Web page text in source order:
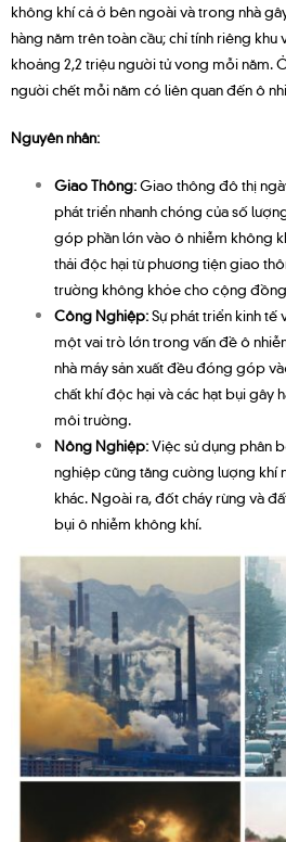
không khí cả ở bên ngoài và trong nhà
hàng năm trên toàn cầu; chỉ tính riêng khu
khoảng 2,2 triệu người tử vong mỗi năm.
người chết mỗi năm có liên quan đến ô
Nguyên nhân:
Giao Thông:Giao thông đô thị
phát triển nhanh chóng của số
góp phần lớn vào ô nhiễm không
thải độc hại từ phương tiện giao
trường không khỏe cho cộng
Công Nghiệp:Sự phát triển kinh
một vai trò lớn trong vấn đề ô
nhà máy sản xuất đều đóng góp
chất khí độc hại và các hạt bụi gây
môi trường.
Nông Nghiệp:Việc sử dụng phân
nghiệp cũng tăng cường lượng khí
khác. Ngoài ra, đốt cháy rừng và
bụi ô nhiễm không khí.